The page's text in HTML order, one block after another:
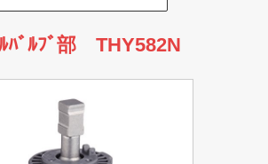
ﾞﾙﾌﾞ部 THY582N